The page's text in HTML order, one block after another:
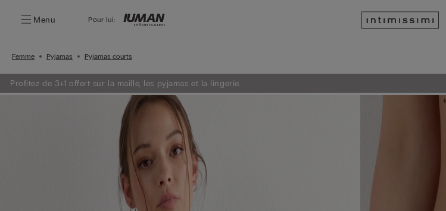
Menu Pour lui:
Femme Pyjamas Pyjamas courts
Profitez de 3+1 offert sur la maille, les pyjamas et la lingerie.